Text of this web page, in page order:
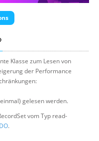
Klasse zum Lesen von
der Performance
gelesen werden.
vom Typ read-
.